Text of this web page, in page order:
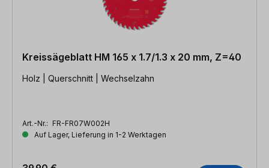
Kreissägeblatt HM 165 x 1.7/1.3 x 20 mm, Z=40
Holz | Querschnitt | Wechselzahn
Art.-Nr.: FR-FR07W002H
Auf Lager, Lieferung in 1-2 Werktagen